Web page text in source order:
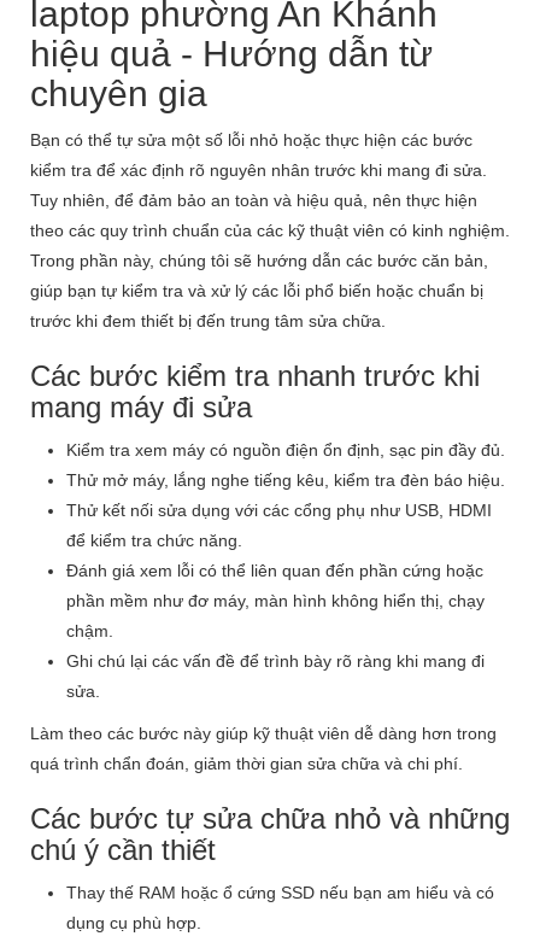
laptop phường An Khánh
hiệu quả - Hướng dẫn từ
chuyên gia
Bạn có thể tự sửa một số lỗi nhỏ hoặc thực hiện các bước
kiểm tra để xác định rõ nguyên nhân trước khi mang đi sửa.
Tuy nhiên, để đảm bảo an toàn và hiệu quả, nên thực hiện
theo các quy trình chuẩn của các kỹ thuật viên có kinh nghiệm.
Trong phần này, chúng tôi sẽ hướng dẫn các bước căn bản,
giúp bạn tự kiểm tra và xử lý các lỗi phổ biến hoặc chuẩn bị
trước khi đem thiết bị đến trung tâm sửa chữa.
Các bước kiểm tra nhanh trước khi
mang máy đi sửa
Kiểm tra xem máy có nguồn điện ổn định, sạc pin đầy đủ.
Thử mở máy, lắng nghe tiếng kêu, kiểm tra đèn báo hiệu.
Thử kết nối sửa dụng với các cổng phụ như USB, HDMI
để kiểm tra chức năng.
Đánh giá xem lỗi có thể liên quan đến phần cứng hoặc
phần mềm như đơ máy, màn hình không hiển thị, chạy
chậm.
Ghi chú lại các vấn đề để trình bày rõ ràng khi mang đi
sửa.
Làm theo các bước này giúp kỹ thuật viên dễ dàng hơn trong
quá trình chẩn đoán, giảm thời gian sửa chữa và chi phí.
Các bước tự sửa chữa nhỏ và những
chú ý cần thiết
Thay thế RAM hoặc ổ cứng SSD nếu bạn am hiểu và có
dụng cụ phù hợp.